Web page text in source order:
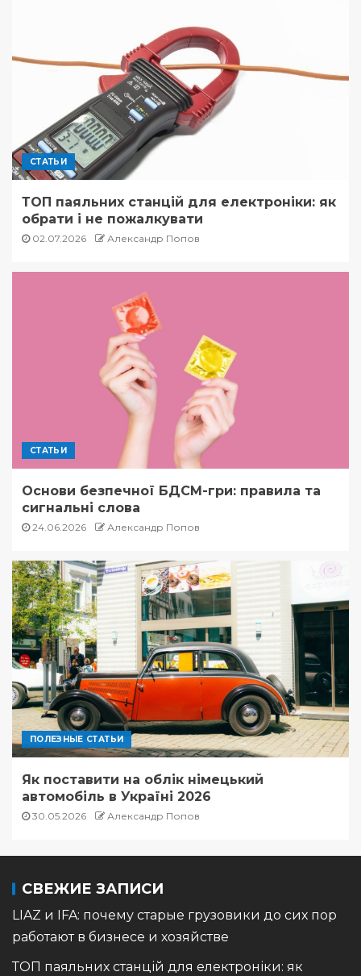
СТАТЬИ
ТОП паяльних станцій для електроніки: як
обрати і не пожалкувати
02.07.2026 Александр Попов
СТАТЬИ
Основи безпечної БДСМ-гри: правила та
сигнальні слова
24.06.2026 Александр Попов
ПОЛЕЗНЫЕ СТАТЬИ
Як поставити на облік німецький
автомобіль в Україні 2026
30.05.2026 Александр Попов
СВЕЖИЕ ЗАПИСИ
LIAZ и IFA: почему старые грузовики до сих пор
работают в бизнесе и хозяйстве
ТОП паяльних станцій для електроніки: як